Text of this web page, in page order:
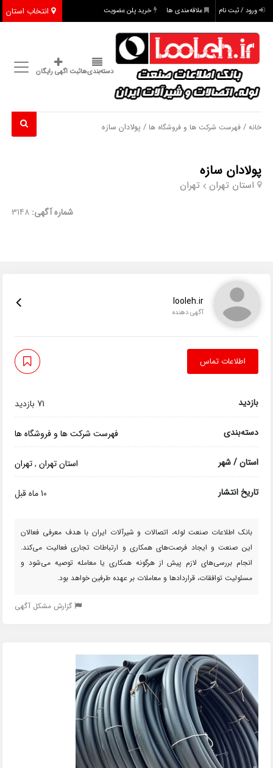
انتخاب استان ورود / ثبت نام علاقه‌مندی ها خرید پلن عضویت
دسته‌بندی‌هاثبت اگهی رایگان
خانه /فهرست شرکت ها و فروشگاه ها / پولادان سازه
پولادان سازه
استان تهران تهران
شماره آگهی: 3148
looleh.ir
آگهی دهنده
اطلاعات تماس
بازدید 71 بازدید
دسته‌بندی فهرست شرکت ها و فروشگاه ها
استان / شهر استان تهران,تهران
تاریخ انتشار 10 ماه قبل
بانک اطلاعات صنعت لوله، اتصالات و شیرآلات ایران با هدف معرفی فعالان
این صنعت و ایجاد فرصت‌های همکاری و ارتباطات تجاری فعالیت می‌کند.
انجام بررسی‌های لازم پیش از هرگونه همکاری یا معامله توصیه می‌شود و
مسئولیت توافقات، قراردادها و معاملات بر عهده طرفین خواهد بود.
گزارش مشکل آگهی